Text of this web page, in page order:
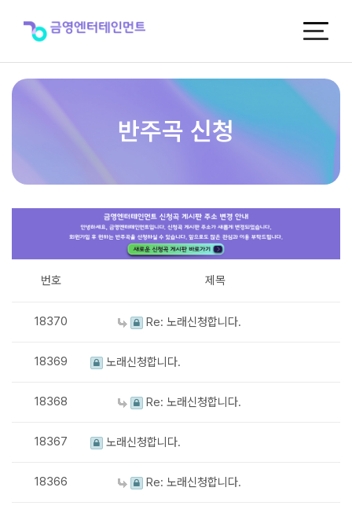
반주곡 신청
번호 제목
18370 Re: 노래신청합니다.
18369 노래신청합니다.
18368 Re: 노래신청합니다.
18367 노래신청합니다.
18366 Re: 노래신청합니다.